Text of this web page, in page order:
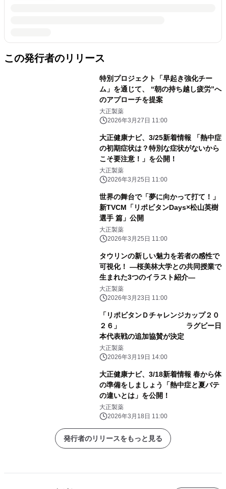
この発行者のリリース
特別プロジェクト「早起き強化チー
ム」を通じて、 “朝の持ち越し疲労”へ
のアプローチを提案
大正製薬
2026年3月27日 11:00
大正健康ナビ、3/25新着情報 「熱中症
の初期症状は？特別な症状がないから
こそ要注意！」を公開！
大正製薬
2026年3月25日 11:00
世界の舞台で「夢に向かって打て！」
新TVCM「リポビタンDays×松山英樹
選手 篇」公開
大正製薬
2026年3月25日 11:00
タウリンの新しい魅力を若者の感性で
可視化！ ―桜美林大学との共同授業で
生まれた3つのイラスト紹介―
大正製薬
2026年3月23日 11:00
「リポビタンＤチャレンジカップ２０
２６」 ラグビー日
本代表戦の追加協賛が決定
大正製薬
2026年3月19日 14:00
大正健康ナビ、3/18新着情報 春から体
の準備をしましょう「熱中症と夏バテ
の違いとは」を公開！
大正製薬
2026年3月18日 11:00
発行者のリリースをもっと見る